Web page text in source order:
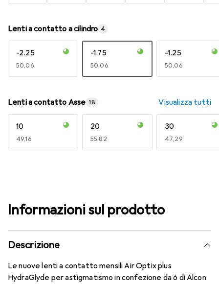
Lenti a contatto a cilindro 4
-2.25
EUR
50,06
-1.75
EUR
50,06
-1.25
EUR
50,06
Lenti a contatto Asse 18 Visualizza tutti
10
EUR
49,16
20
EUR
55,82
30
EUR
47,29
Informazioni sul prodotto
Descrizione
Le nuove lenti a contatto mensili Air Optix plus
HydraGlyde per astigmatismo in confezione da 6 di Alcon